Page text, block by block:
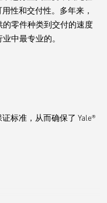
性和交付性。多年来，
零件种类到交付的速度
中最专业的。
标准，从而确保了 Yale®